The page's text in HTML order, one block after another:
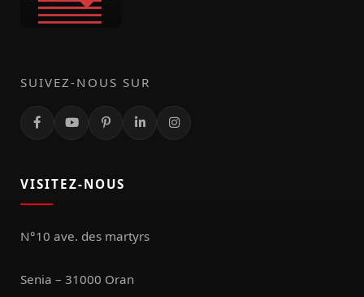
SUIVEZ-NOUS SUR
VISITEZ-NOUS
N°10 ave. des martyrs
Senia – 31000 Oran